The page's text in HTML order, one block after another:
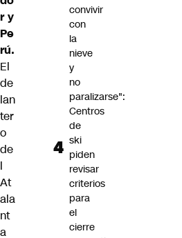
r y
Pe
rú.
El
de
lan
ter
o
de
l
At
ala
nt
a
convivir
con
la
nieve
y
no
paralizarse":
Centros
de
ski
piden
revisar
criterios
para
el
cierre